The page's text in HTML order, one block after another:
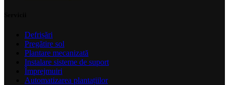
Defrișări
Pregătire sol
Plantare mecanizată
Instalare sisteme de suport
Împrejmuiri
Automatizarea plantațiilor